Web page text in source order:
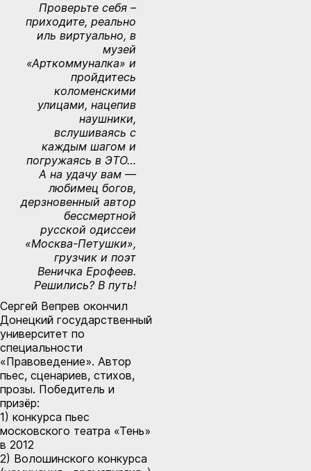
Проверьте себя –
приходите, реально
иль виртуально, в
музей
«Арткоммуналка» и
пройдитесь
коломенскими
улицами, нацепив
наушники,
вслушиваясь с
каждым шагом и
погружаясь в ЭТО…
А на удачу вам —
любимец богов,
дерзновенный автор
бессмертной
русской одиссеи
«Москва-Петушки»,
грузчик и поэт
Веничка Ерофеев.
Решились? В путь!
Сергей Вепрев окончил
Донецкий государственный
университет по
специальности
«Правоведение». Автор
пьес, сценариев, стихов,
прозы. Победитель и
призёр:
1) конкурса пьес
московского театра «Тень»
в 2012
2) Волошинского конкурса